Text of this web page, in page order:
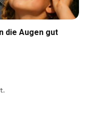
die Augen gut